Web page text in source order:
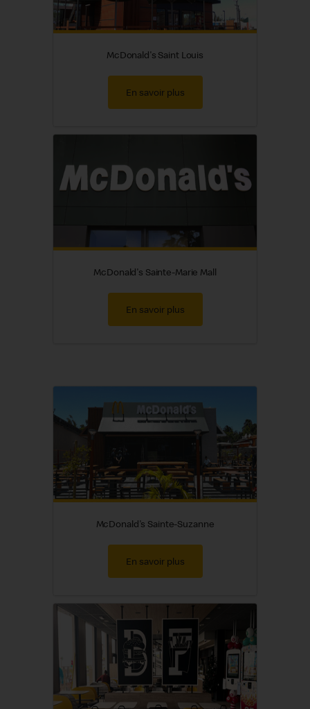
McDonald's Saint Louis
En savoir plus
McDonald's Sainte-Marie Mall
En savoir plus
McDonald's Sainte-Suzanne
En savoir plus